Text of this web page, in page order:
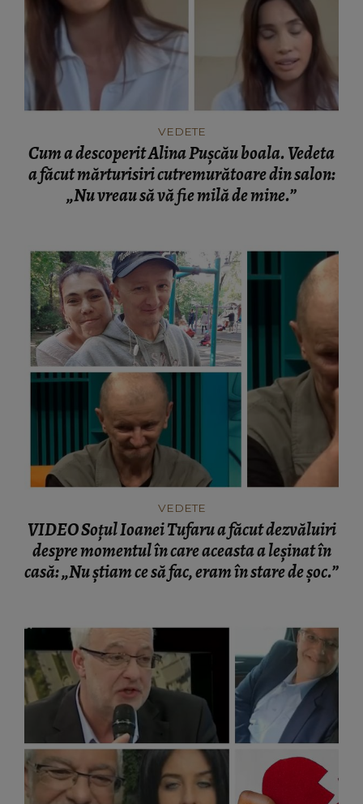
VEDETE
Cum a descoperit Alina Pușcău boala. Vedeta
a făcut mărturisiri cutremurătoare din salon:
„Nu vreau să vă fie milă de mine.”
VEDETE
VIDEO Soțul Ioanei Tufaru a făcut dezvăluiri
despre momentul în care aceasta a leșinat în
casă: „Nu știam ce să fac, eram în stare de șoc.”